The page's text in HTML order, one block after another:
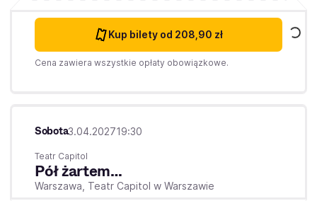
Kup bilety od 208,90 zł
Cena zawiera wszystkie opłaty obowiązkowe.
Sobota3.04.202719:30
Teatr Capitol
Pół żartem…
Warszawa, Teatr Capitol w Warszawie